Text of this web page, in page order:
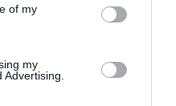
of my
my
lo está el talento que
el radar las nuevas
la IA generativa,
social positivo